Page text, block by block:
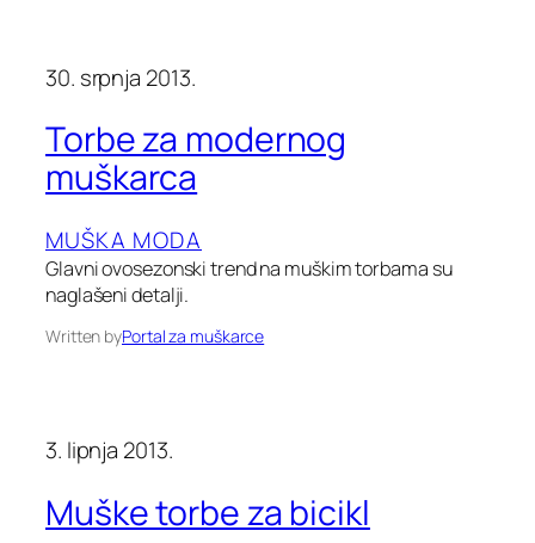
30. srpnja 2013.
Torbe za modernog
muškarca
MUŠKA MODA
Glavni ovosezonski trend na muškim torbama su
naglašeni detalji.
Written byPortal za muškarce
3. lipnja 2013.
Muške torbe za bicikl